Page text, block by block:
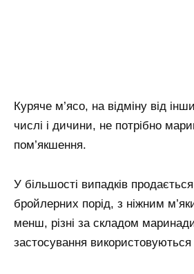
Куряче м’ясо, на відміну від
числі і дичини, не потрібно
пом’якшення.
У більшості випадків
бройлерних порід, з ніжним
менш, різні за складом
застосування